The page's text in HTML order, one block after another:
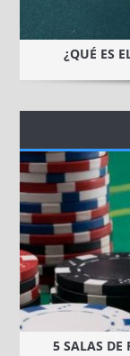
¿QUÉ ES
5 SALAS DE